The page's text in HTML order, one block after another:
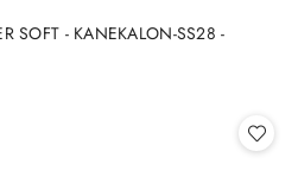
SOFT - KANEKALON-SS28 -